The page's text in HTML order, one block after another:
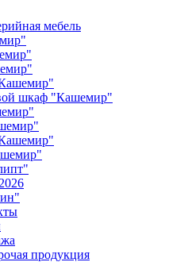
мебель
шкаф "Кашемир"
продукция